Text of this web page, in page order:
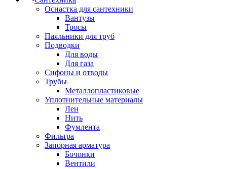
Оснастка для сантехники
Вантузы
Тросы
Паяльники для труб
Подводки
Для воды
Для газа
Сифоны и отводы
Трубы
Металлопластиковые
Уплотнительные материалы
Лен
Нить
Фумлента
Фильтра
Запорная арматура
Бочонки
Вентили